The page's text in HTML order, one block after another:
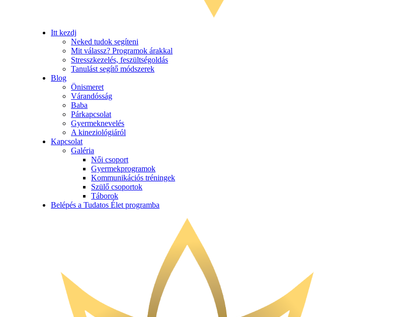
Itt kezdj
Neked tudok segíteni
Mit válassz? Programok árakkal
Stresszkezelés, feszültségoldás
Tanulást segítő módszerek
Blog
Önismeret
Várandósság
Baba
Párkapcsolat
Gyermeknevelés
A kineziológiáról
Kapcsolat
Galéria
Női csoport
Gyermekprogramok
Kommunikációs tréningek
Szülő csoportok
Táborok
Belépés a Tudatos Élet programba